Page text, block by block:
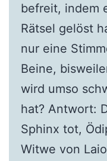
befreit, indem
Rätsel gelöst
nur eine
Beine,
wird umso
hat? Antwort:
Sphinx tot,
Witwe von